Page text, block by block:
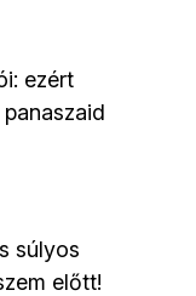
ezért
súlyos
előtt!